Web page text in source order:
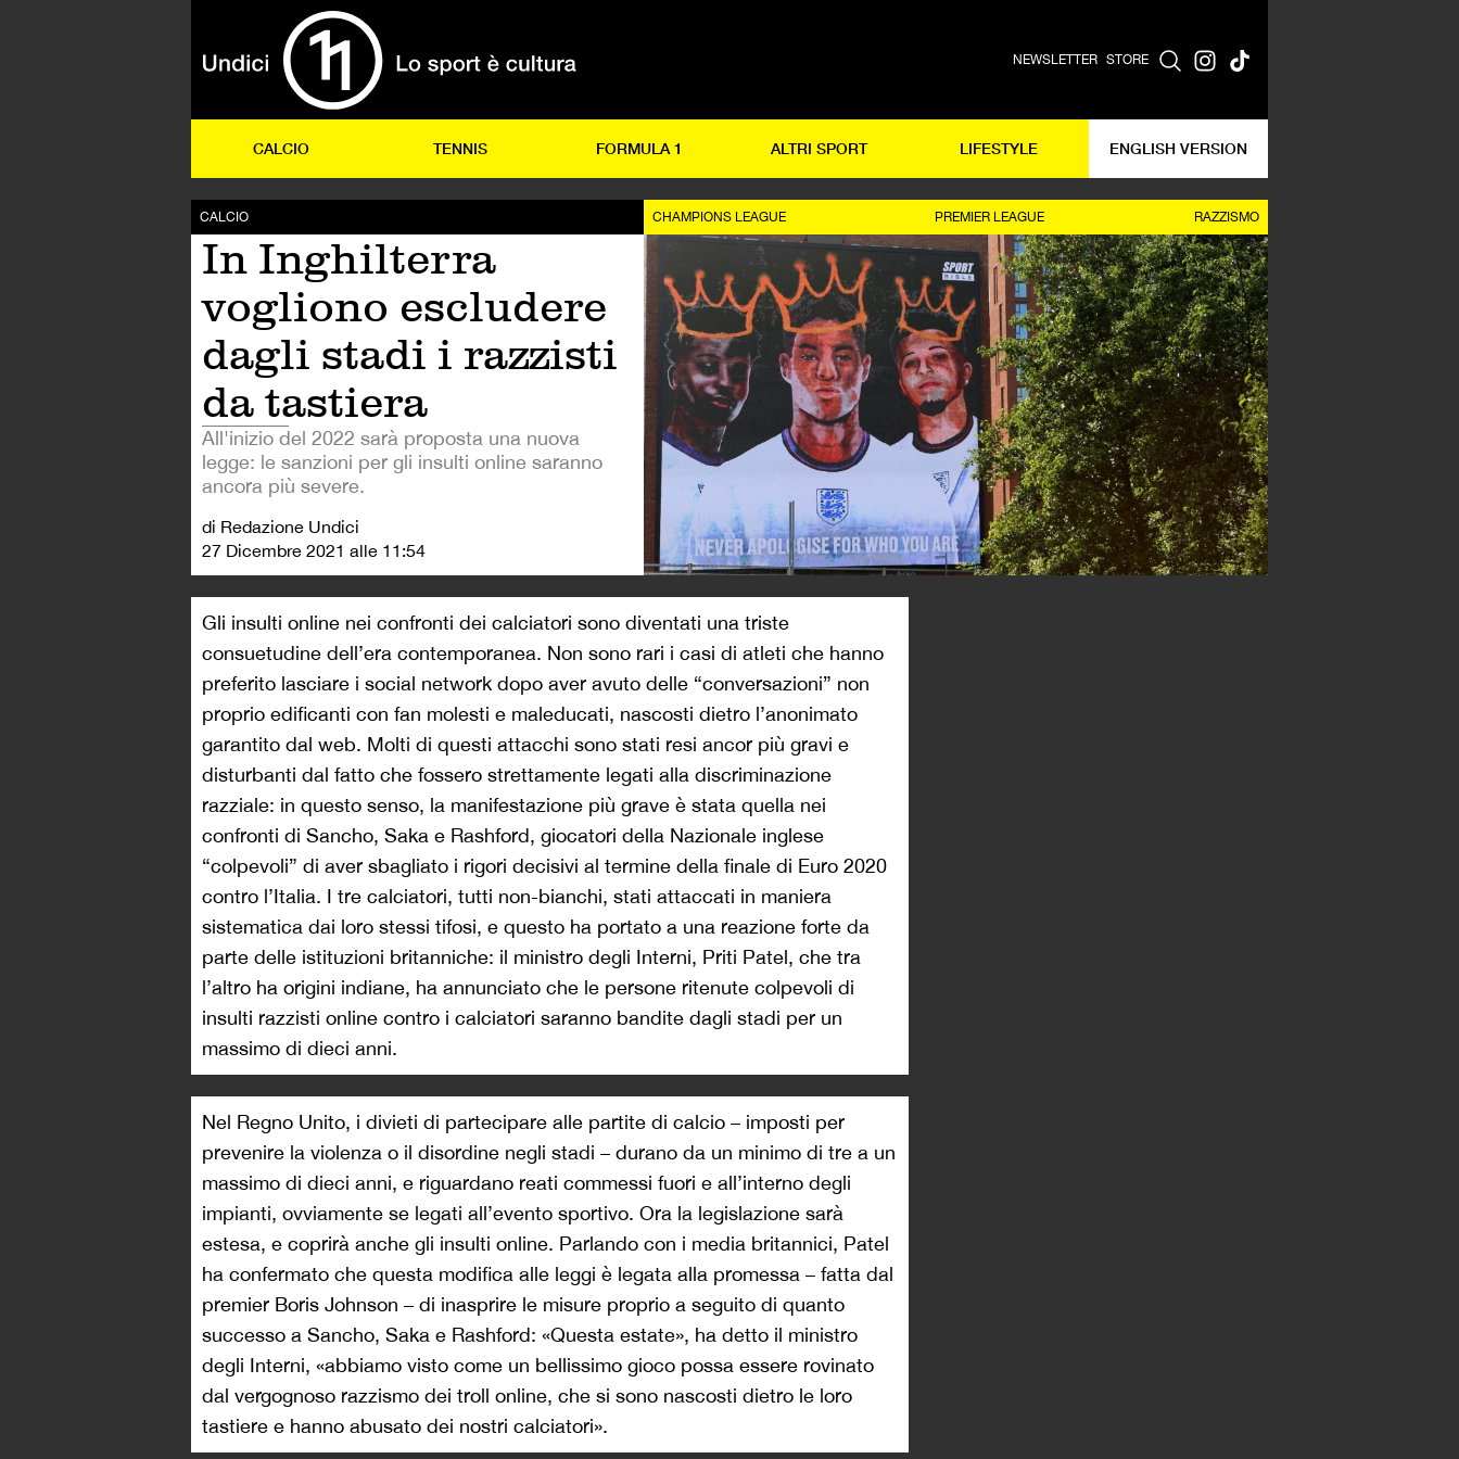
NEWSLETTER STORE
CALCIO TENNIS FORMULA 1 ALTRI SPORT LIFESTYLE ENGLISH VERSION
CALCIO
In Inghilterra
vogliono escludere
dagli stadi i razzisti
da tastiera
All'inizio del 2022 sarà proposta una nuova
legge: le sanzioni per gli insulti online saranno
ancora più severe.
di Redazione Undici
27 Dicembre 2021 alle 11:54
CHAMPIONS LEAGUE PREMIER LEAGUE RAZZISMO
Gli insulti online nei confronti dei calciatori sono diventati una triste
consuetudine dell’era contemporanea. Non sono rari i casi di atleti che hanno
preferito lasciare i social network dopo aver avuto delle “conversazioni” non
proprio edificanti con fan molesti e maleducati, nascosti dietro l’anonimato
garantito dal web. Molti di questi attacchi sono stati resi ancor più gravi e
disturbanti dal fatto che fossero strettamente legati alla discriminazione
razziale: in questo senso, la manifestazione più grave è stata quella nei
confronti di Sancho, Saka e Rashford, giocatori della Nazionale inglese
“colpevoli” di aver sbagliato i rigori decisivi al termine della finale di Euro 2020
contro l’Italia. I tre calciatori, tutti non-bianchi, stati attaccati in maniera
sistematica dai loro stessi tifosi, e questo ha portato a una reazione forte da
parte delle istituzioni britanniche: il ministro degli Interni, Priti Patel, che tra
l’altro ha origini indiane, ha annunciato che le persone ritenute colpevoli di
insulti razzisti online contro i calciatori saranno bandite dagli stadi per un
massimo di dieci anni.
Nel Regno Unito, i divieti di partecipare alle partite di calcio – imposti per
prevenire la violenza o il disordine negli stadi – durano da un minimo di tre a un
massimo di dieci anni, e riguardano reati commessi fuori e all’interno degli
impianti, ovviamente se legati all’evento sportivo. Ora la legislazione sarà
estesa, e coprirà anche gli insulti online. Parlando con i media britannici, Patel
ha confermato che questa modifica alle leggi è legata alla promessa – fatta dal
premier Boris Johnson – di inasprire le misure proprio a seguito di quanto
successo a Sancho, Saka e Rashford: «Questa estate», ha detto il ministro
degli Interni, «abbiamo visto come un bellissimo gioco possa essere rovinato
dal vergognoso razzismo dei troll online, che si sono nascosti dietro le loro
tastiere e hanno abusato dei nostri calciatori».